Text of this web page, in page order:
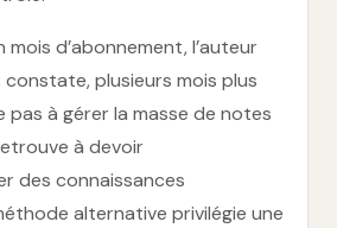
d’abonnement, l’auteur
constate, plusieurs mois plus
pas à gérer la masse de notes
à devoir
des connaissances
alternative privilégie une